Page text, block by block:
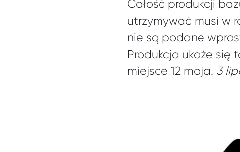
Całość produkcji
utrzymywać musi w
nie są podane
Produkcja ukaże się
miejsce 12 maja. 3